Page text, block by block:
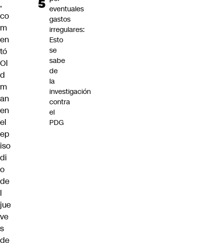
,
co
m
en
tó
Ol
d
m
an
en
el
ep
iso
di
o
de
l
jue
ve
s
de
eventuales
gastos
irregulares:
Esto
se
sabe
de
la
investigación
contra
el
PDG